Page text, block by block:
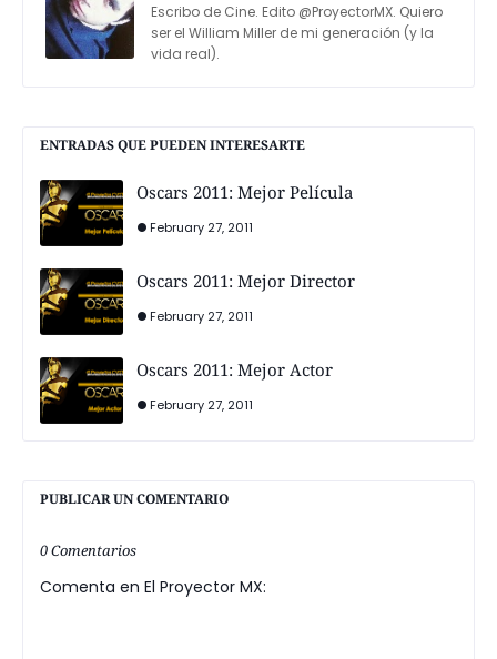
Escribo de Cine. Edito @ProyectorMX. Quiero
ser el William Miller de mi generación (y la
vida real).
ENTRADAS QUE PUEDEN INTERESARTE
Oscars 2011: Mejor Película
February 27, 2011
Oscars 2011: Mejor Director
February 27, 2011
Oscars 2011: Mejor Actor
February 27, 2011
PUBLICAR UN COMENTARIO
0 Comentarios
Comenta en El Proyector MX: